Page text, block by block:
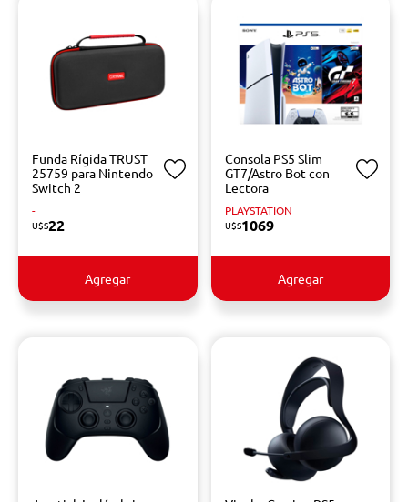
Funda Rígida TRUST
25759 para Nintendo
Switch 2
-
U$S22
Agregar
Consola PS5 Slim
GT7/Astro Bot con
Lectora
PLAYSTATION
U$S1069
Agregar